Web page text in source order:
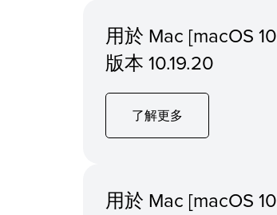
用於 Mac [macOS
版本 10.19.20
了解更多
用於 Mac [macOS